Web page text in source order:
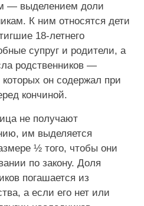
— выделением доли
К ним относятся дети
18-летнего
супруг и родители, а
родственников —
которых он содержал при
кончиной.
не получают
им выделяется
½ того, чтобы они
по закону. Доля
погашается из
а если его нет или